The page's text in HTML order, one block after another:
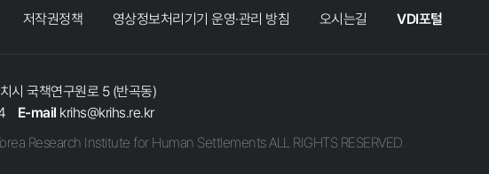
저작권정책 영상정보처리기기 운영·관리 방침 오시는길 VDI포털
시 국책연구원로 5 (반곡동)
E-mail krihs@krihs.re.kr
Research Institute for Human Settlements ALL RIGHTS RESERVED.